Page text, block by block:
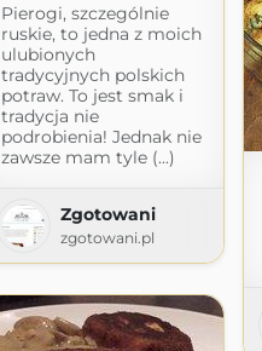
Pierogi, szczególnie
ruskie, to jedna z moich
ulubionych
tradycyjnych polskich
potraw. To jest smak i
tradycja nie
podrobienia! Jednak nie
zawsze mam tyle (...)
Zgotowani
zgotowani.pl